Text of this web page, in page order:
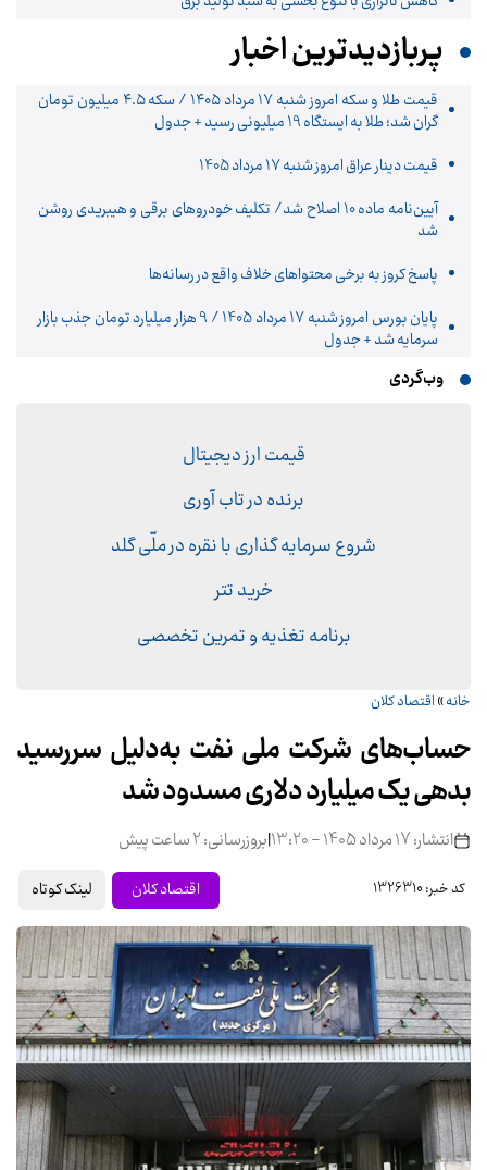
پربازدیدترین اخبار
قیمت طلا و سکه امروز شنبه ۱۷ مرداد ۱۴۰۵ / سکه ۴.۵ میلیون تومان
گران شد؛ طلا به ایستگاه 19 میلیونی رسید + جدول
قیمت دینار عراق امروز شنبه 17 مرداد 1405
آیین‌نامه ماده 10 اصلاح شد/ تکلیف خودروهای برقی و هیبریدی روشن
شد
پاسخ کروز به برخی محتواهای خلاف واقع در رسانه‌ها
پایان بورس امروز شنبه 17 مرداد 1405 / 9 هزار میلیارد تومان جذب بازار
سرمایه شد + جدول
وب‌گردی
قیمت ارز دیجیتال
برنده در تاب آوری
شروع سرمایه گذاری با نقره در ملّی گلد
خرید تتر
برنامه تغذیه و تمرین تخصصی